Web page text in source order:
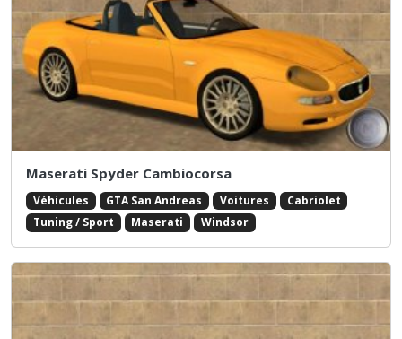
Maserati Spyder Cambiocorsa
Véhicules GTA San Andreas Voitures
Cabriolet
Tuning / Sport
Maserati Windsor